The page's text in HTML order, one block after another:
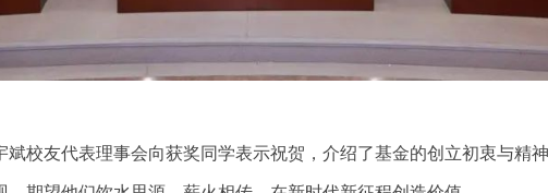
校友代表理事会向获奖同学表示祝贺，介绍了基金的创立初衷与精